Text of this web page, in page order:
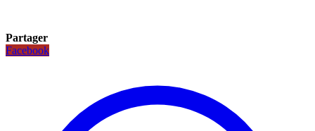
Partager
Facebook